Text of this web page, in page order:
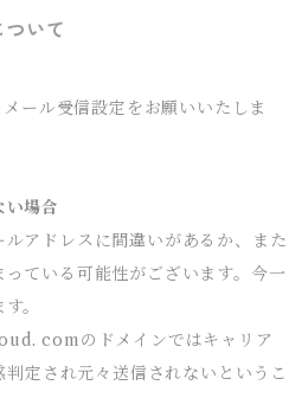
いて
ール受信設定をお願いいたしま
場合
アドレスに間違いがあるか、また
ている可能性がございます。今一
。
comのドメインではキャリア
定され元々送信されないというこ